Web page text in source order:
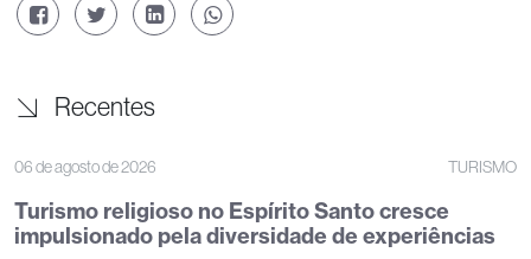
Recentes
06 de agosto de 2026 TURISMO
Turismo religioso no Espírito Santo cresce
impulsionado pela diversidade de experiências